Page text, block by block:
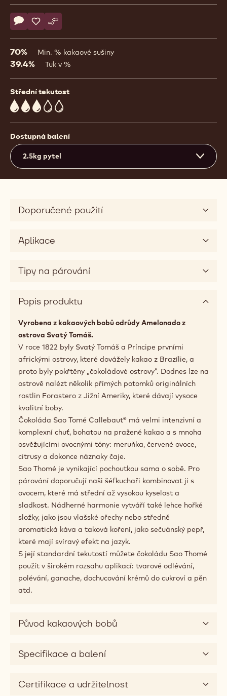
Actions
Napsat komentář
- Sao Thomé
Uložit
- Sao Thomé
Srovnat
- Sao Thomé
70% Min. % kakaové sušiny
39.4% Tuk v %
Střední tekutost
3
Dostupná balení
2.5kg pytel
Doporučené použití
Aplikace
Tipy na párování
Popis produktu
Vyrobena z kakaových bobů odrůdy Amelonado z
ostrova Svatý Tomáš.
V roce 1822 byly Svatý Tomáš a Príncipe prvními
africkými ostrovy, které dovážely kakao z Brazílie, a
proto byly pokřtěny „čokoládové ostrovy“. Dodnes lze na
ostrově nalézt několik přímých potomků originálních
rostlin Forastero z Jižní Ameriky, které dávají vysoce
kvalitní boby.
Čokoláda Sao Tomé Callebaut® má velmi intenzivní a
komplexní chuť, bohatou na pražené kakao a s mnoha
osvěžujícími ovocnými tóny: meruňka, červené ovoce,
citrusy a dokonce náznaky čaje.
Sao Thomé je vynikající pochoutkou sama o sobě. Pro
párování doporučují naši šéfkuchaři kombinovat ji s
ovocem, které má střední až vysokou kyselost a
sladkost. Nádherné harmonie vytváří také lehce hořké
složky, jako jsou vlašské ořechy nebo středně
aromatická káva a taková koření, jako sečuánský pepř,
které mají svíravý efekt na jazyk.
S její standardní tekutostí můžete čokoládu Sao Thomé
použít v širokém rozsahu aplikací: tvarové odlévání,
polévání, ganache, dochucování krémů do cukroví a pěn
atd.
Původ kakaových bobů
Specifikace a balení
Certifikace a udržitelnost